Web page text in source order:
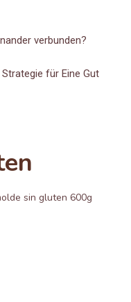
verbunden?
für Eine Gut
sin gluten 600g